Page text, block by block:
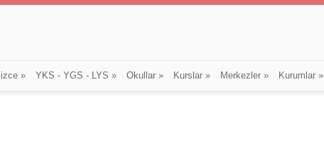
» YKS - YGS - LYS » Okullar» Kurslar» Merkezler» Kurumlar»